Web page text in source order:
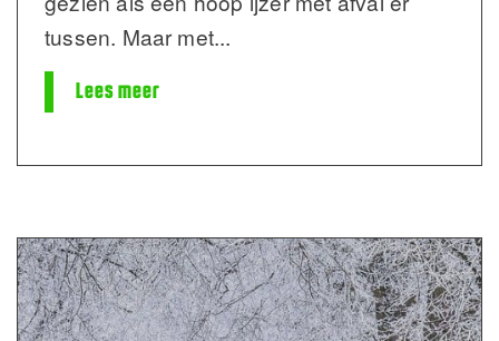
tussen. Maar met...
Lees meer